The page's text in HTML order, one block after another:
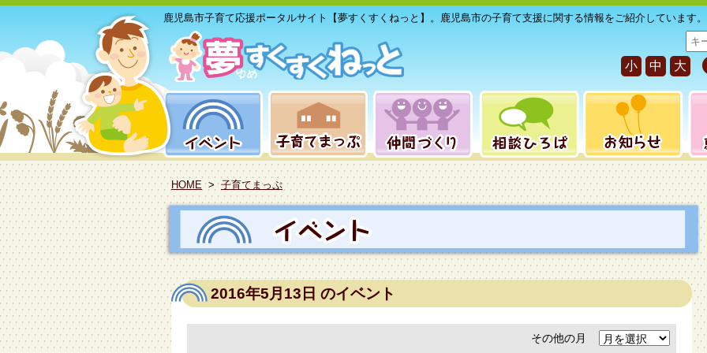
鹿児島市子育て応援ポータルサイト【夢すくすくねっと】。鹿児島市の子育て支援に関する情報をご紹介しています。
サ
イ
ト
内
小 中 大
HOME > 子育てまっぷ
2016年5月13日 のイベント
その他の月